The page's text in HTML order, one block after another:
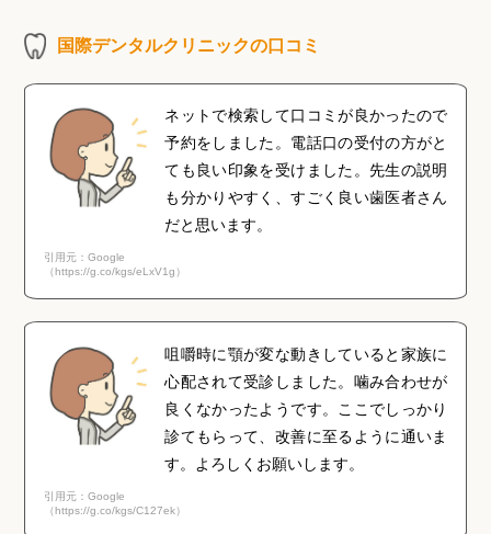
国際デンタルクリニックの口コミ
ネットで検索して口コミが良かったので
予約をしました。電話口の受付の方がと
ても良い印象を受けました。先生の説明
も分かりやすく、すごく良い歯医者さん
だと思います。
引用元：Google
（https://g.co/kgs/eLxV1g）
咀嚼時に顎が変な動きしていると家族に
心配されて受診しました。噛み合わせが
良くなかったようです。ここでしっかり
診てもらって、改善に至るように通いま
す。よろしくお願いします。
引用元：Google
（https://g.co/kgs/C127ek）